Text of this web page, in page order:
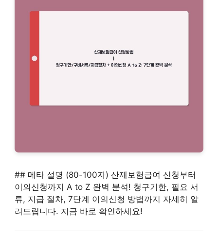
## 메타 설명 (80-100자) 산재보험급여 신청부터
이의신청까지 A to Z 완벽 분석! 청구기한, 필요 서
류, 지급 절차, 7단계 이의신청 방법까지 자세히 알
려드립니다. 지금 바로 확인하세요!